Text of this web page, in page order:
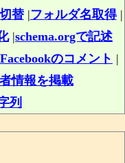
替|フォルダ名取得|
|schema.orgで記述
Facebookのコメント |
情報を掲載
列